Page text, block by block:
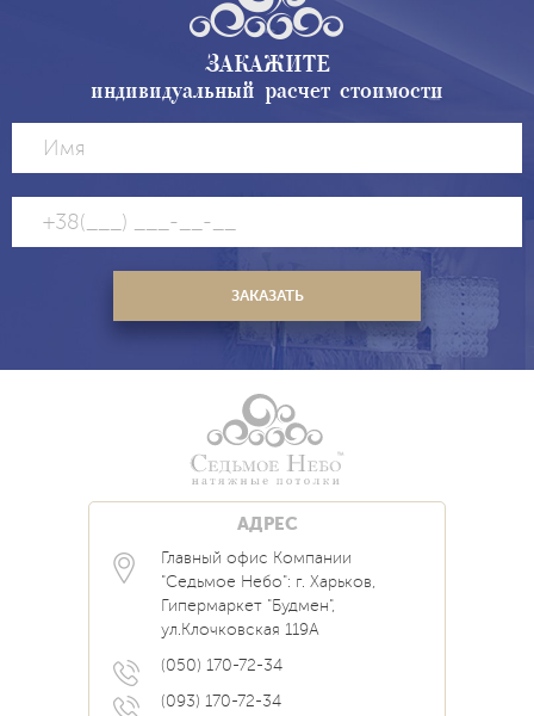
ЗАКАЖИТЕ
индивидуальный расчет стоимости
АДРЕС
Главный офис Компании
"Седьмое Небо": г. Харьков,
Гипермаркет "Будмен",
ул.Клочковская 119А
(050) 170-72-34
(093) 170-72-34
Каталог
Услуги
Блог
Новости
Акции
Контакты